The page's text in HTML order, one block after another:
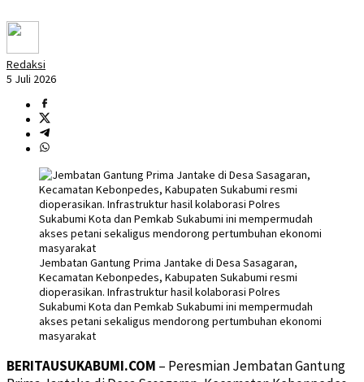
Redaksi
5 Juli 2026
Jembatan Gantung Prima Jantake di Desa Sasagaran,
Kecamatan Kebonpedes, Kabupaten Sukabumi resmi
dioperasikan. Infrastruktur hasil kolaborasi Polres
Sukabumi Kota dan Pemkab Sukabumi ini mempermudah
akses petani sekaligus mendorong pertumbuhan ekonomi
masyarakat
BERITAUSUKABUMI.COM – Peresmian Jembatan Gantung